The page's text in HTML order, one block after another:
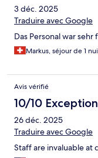
3 déc. 2025
Traduire avec Google
Das Personal war sehr
Markus, séjour de 1
Avis vérifié
10/10
26 déc. 2025
Traduire avec Google
Staff are invaluable at